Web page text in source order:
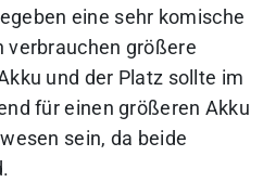
eine sehr komische
verbrauchen größere
und der Platz sollte im
für einen größeren Akku
sein, da beide